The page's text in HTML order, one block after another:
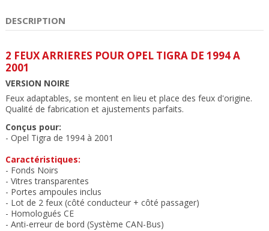
DESCRIPTION
2 FEUX ARRIERES POUR OPEL TIGRA DE 1994 A
2001
VERSION NOIRE
Feux adaptables, se montent en lieu et place des feux d'origine.
Qualité de fabrication et ajustements parfaits.
Conçus pour:
- Opel Tigra de 1994 à 2001
Caractéristiques:
- Fonds Noirs
- Vitres transparentes
- Portes ampoules inclus
- Lot de 2 feux (côté conducteur + côté passager)
- Homologués CE
- Anti-erreur de bord (Système CAN-Bus)